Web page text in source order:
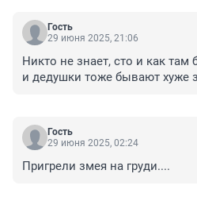
Гость
29 июня 2025, 21:06
Никто не знает, сто и как
и дедушки тоже бывают хуже
Гость
29 июня 2025, 02:24
Пригрели змея на груди....